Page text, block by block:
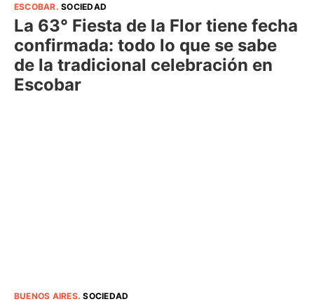
ESCOBAR.SOCIEDAD
La 63° Fiesta de la Flor tiene fecha
confirmada: todo lo que se sabe
de la tradicional celebración en
Escobar
BUENOS AIRES.SOCIEDAD